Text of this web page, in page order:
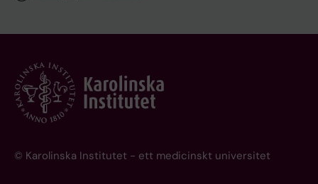
© Karolinska Institutet - ett medicinskt universitet